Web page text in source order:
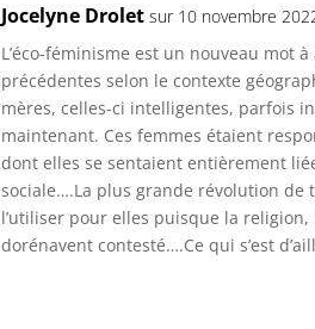
Jocelyne Drolet sur 10 novembre
L’éco-féminisme est un nouveau mot
précédentes selon le contexte
mères, celles-ci intelligentes, parfois
maintenant. Ces femmes étaient
dont elles se sentaient entièrement
sociale….La plus grande révolution de
l’utiliser pour elles puisque la
dorénavent contesté….Ce qui s’est